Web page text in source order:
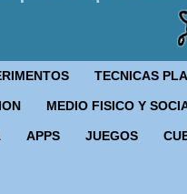
TECNICAS
MEDIO FISICO Y
APPS JUEGOS